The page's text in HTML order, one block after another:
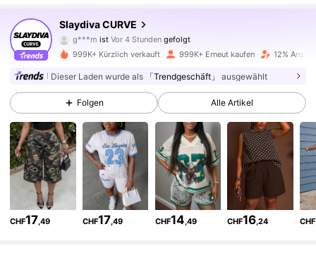
Slaydiva CURVE
g***mistVor 4 Stunden
p***0ist am Durchsuchen
4,81
629K Follower
4,81 629K Follower
4,81 629K Follower
629K Follower
999K+ Kürzlich verkauft 999K+ Erneut kaufen 12%
Dieser Laden wurde als 「Trendgeschäft」 ausgewählt
Folgen Alle Artikel
CHF17,49 CHF17,49 CHF14,49 CHF16,24 CHF